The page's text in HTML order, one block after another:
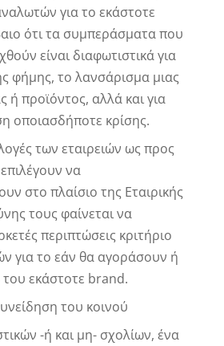
για το εκάστοτε
ότι τα συμπεράσματα που
είναι διαφωτιστικά για
φήμης, το λανσάρισμα μιας
ή προϊόντος, αλλά και για
οποιασδήποτε κρίσης.
των εταιρειών ως προς
να
στο πλαίσιο της Εταιρικής
τους φαίνεται να
περιπτώσεις κριτήριο
για το εάν θα αγοράσουν ή
του εκάστοτε brand.
του κοινού
-ή και μη- σχολίων, ένα